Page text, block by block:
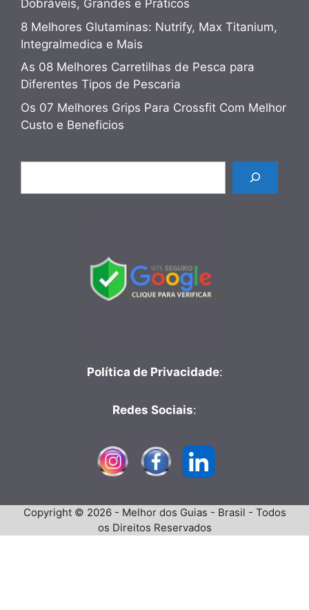
Dobráveis, Grandes e Práticos
8 Melhores Glutaminas: Nutrify, Max Titanium,
Integralmedica e Mais
As 08 Melhores Carretilhas de Pesca para
Diferentes Tipos de Pescaria
Os 07 Melhores Grips Para Crossfit Com Melhor
Custo e Beneficios
Política de Privacidade:
Redes Sociais:
Copyright © 2026 - Melhor dos Guias - Brasil - Todos
os Direitos Reservados